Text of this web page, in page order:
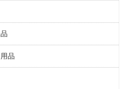
品